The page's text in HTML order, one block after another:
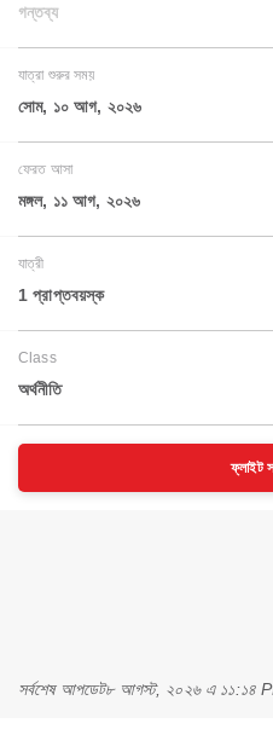
গন্তব্য
যাত্রা শুরুর সময়
সোম, ১০ আগ, ২০২৬
ফেরত আসা
মঙ্গল, ১১ আগ, ২০২৬
যাত্রী
1 প্রাপ্তবয়স্ক
Class
অর্থনীতি
ফ্লাইট
সর্বশেষ আপডেট৮ আগস্ট, ২০২৬ এ ১১:১৪